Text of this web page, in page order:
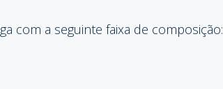
com a seguinte faixa de composição: